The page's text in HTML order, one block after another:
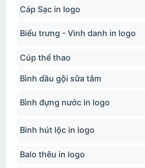
Cáp Sạc in logo
Biểu trưng - Vinh danh in logo
Cúp thể thao
Bình dầu gội sữa tắm
Bình đựng nước in logo
Bình hút lộc in logo
Balo thêu in logo